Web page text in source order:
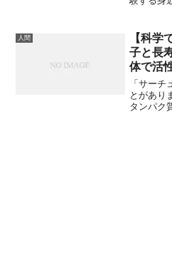
が隠れ
きるメカ
し、進化
さらに意
知見まで
説します
人間
【科学
子と長
体で活
チ」6選
「サー
とがあり
タンパク